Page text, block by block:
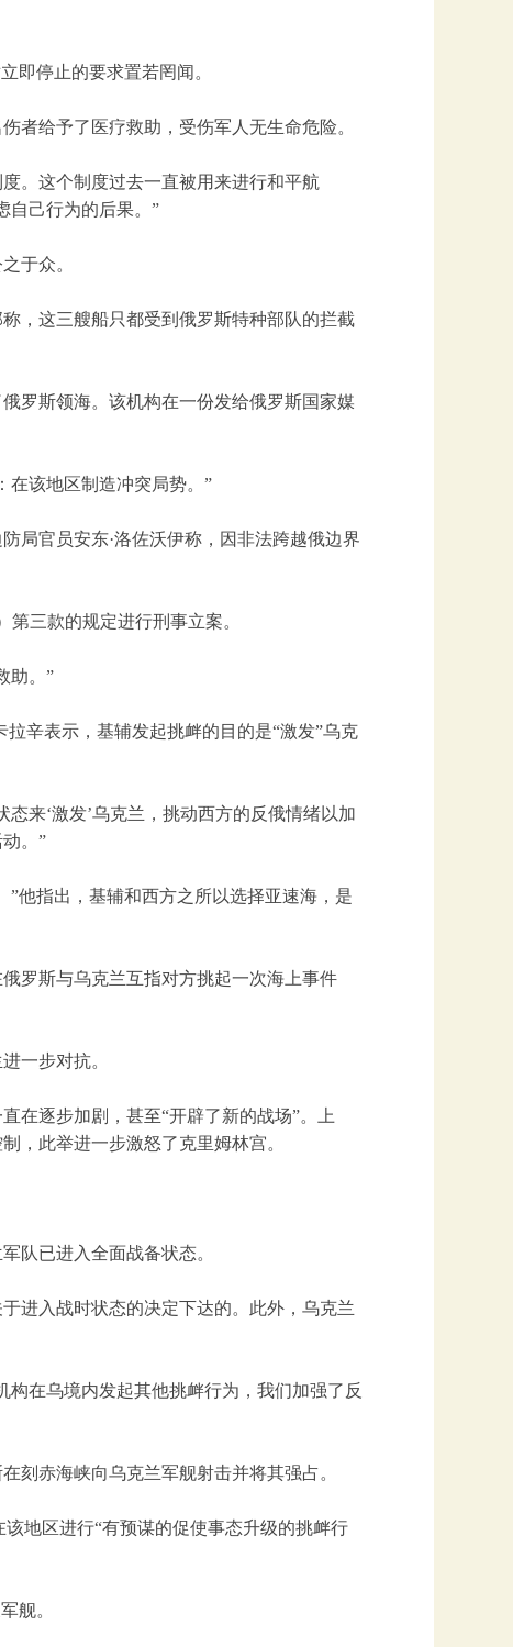
即停止的要求置若罔闻。
者给予了医疗救助，受伤军人无生命危险。
。这个制度过去一直被用来进行和平航
自己行为的后果。”
于众。
，这三艘船只都受到俄罗斯特种部队的拦截
罗斯领海。该机构在一份发给俄罗斯国家媒
在该地区制造冲突局势。”
局官员安东·洛佐沃伊称，因非法跨越俄边界
三款的规定进行刑事立案。
助。”
辛表示，基辅发起挑衅的目的是“激发”乌克
来‘激发’乌克兰，挑动西方的反俄情绪以加
。”
他指出，基辅和西方之所以选择亚速海，是
罗斯与乌克兰互指对方挑起一次海上事件
一步对抗。
在逐步加剧，甚至“开辟了新的战场”。上
，此举进一步激怒了克里姆林宫。
队已进入全面战备状态。
进入战时状态的决定下达的。此外，乌克兰
在乌境内发起其他挑衅行为，我们加强了反
刻赤海峡向乌克兰军舰射击并将其强占。
地区进行“有预谋的促使事态升级的挑衅行
舰。